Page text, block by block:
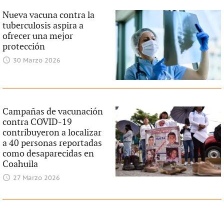
Nueva vacuna contra la
tuberculosis aspira a
ofrecer una mejor
protección
30 Marzo 2026
Campañas de vacunación
contra COVID-19
contribuyeron a localizar
a 40 personas reportadas
como desaparecidas en
Coahuila
27 Marzo 2026